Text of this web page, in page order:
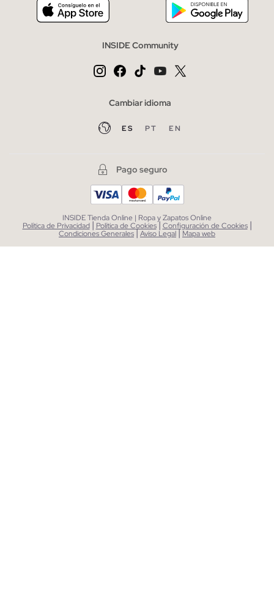
INSIDE Community
Cambiar idioma
ES PT EN
Pago seguro
INSIDE Tienda Online | Ropa y Zapatos Online
Política de Privacidad | Política de Cookies| Configuración de Cookies |
Condiciones Generales|Aviso Legal| Mapa web